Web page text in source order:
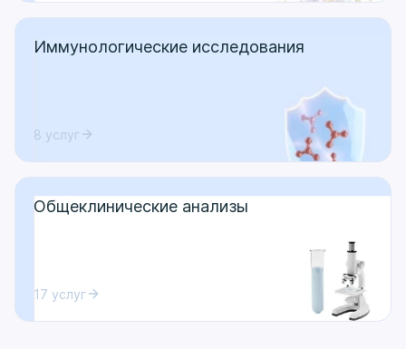
Иммунологические исследования
8 услуг
Общеклинические анализы
17 услуг